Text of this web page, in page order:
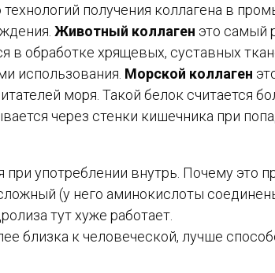
получения коллагена в
Животный коллаген это самый
в обработке хрящевых, суставных
использования. Морской коллаген
моря. Такой белок считается
через стенки кишечника при
употреблении внутрь. Почему это
(у него аминокислоты
тут хуже работает.
близка к человеческой, лучше